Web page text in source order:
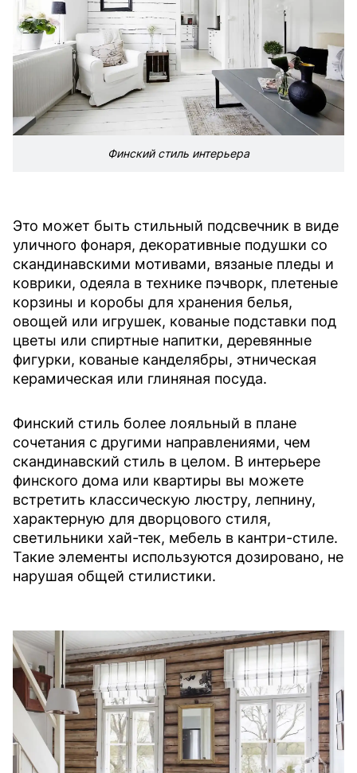
Финский стиль интерьера
Это может быть стильный подсвечник в виде
уличного фонаря, декоративные подушки со
скандинавскими мотивами, вязаные пледы и
коврики, одеяла в технике пэчворк, плетеные
корзины и коробы для хранения белья,
овощей или игрушек, кованые подставки под
цветы или спиртные напитки, деревянные
фигурки, кованые канделябры, этническая
керамическая или глиняная посуда.
Финский стиль более лояльный в плане
сочетания с другими направлениями, чем
скандинавский стиль в целом. В интерьере
финского дома или квартиры вы можете
встретить классическую люстру, лепнину,
характерную для дворцового стиля,
светильники хай-тек, мебель в кантри-стиле.
Такие элементы используются дозировано, не
нарушая общей стилистики.